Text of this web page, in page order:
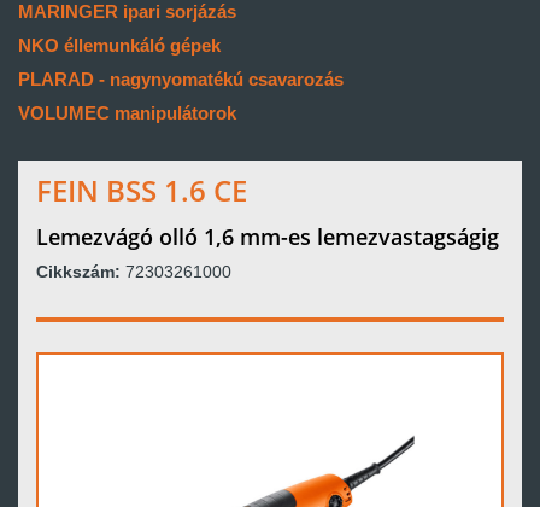
MARINGER ipari sorjázás
NKO éllemunkáló gépek
PLARAD - nagynyomatékú csavarozás
VOLUMEC manipulátorok
FEIN BSS 1.6 CE
Lemezvágó olló 1,6 mm-es lemezvastagságig
Cikkszám: 72303261000